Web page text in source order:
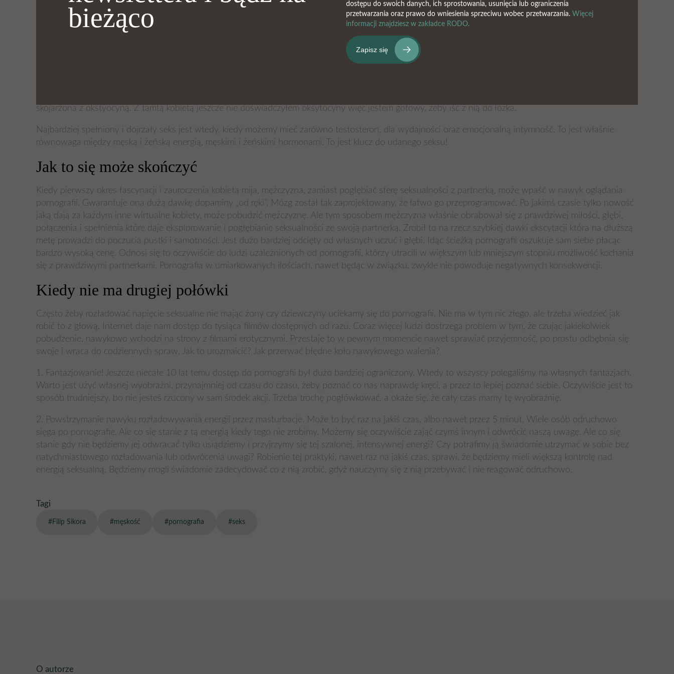
jest tylko ułamkiem prawdziwego seksu. Im więcej ogląda się samej pornografii, tym bardziej przeprogramowywuje się umysł żeby kojarzył erekcje z
patrzeniem na obraz i stymulowaniem się własną ręką.
Kolejną kwestią jest odłączenie od uczuć przy używaniu pornografii. Wystarczy dotyk, a oksytocyna wydziela się i umożliwia odczuwanie emocji. Jednak
będąc z kimś w związku przez wiele lat, z partnerem którego kochasz, po pierwsze wydziela się ogromna ilość oksytocyny która zmniejsza testosteron. Po
drugie, przez to, że znasz już dobrze swojego partnera, czujesz się nim komfortowo, nie ma między wami żadnej niepewności – to również obniża
skojarzona z okstyocyną. Z tamtą kobietą jeszcze nie doświadczyłem oksytocyny więc jestem gotowy, żeby iść z nią do łóżka.
Najbardziej spełniony i dojrzały seks jest wtedy, kiedy możemy mieć zarówno testosteron, dla wydajności oraz emocjonalną intymność. To jest właśnie
równowaga między męską i żeńską energią, męskimi i żeńskimi hormonami. To jest klucz do udanego seksu!
Jak to się może skończyć
Kiedy pierwszy okres fascynacji i zauroczenia kobietą mija, mężczyzna, zamiast pogłębiać sferę seksualności z partnerką, może wpaść w nawyk oglądania
pornografii. Gwarantuje ona dużą dawkę dopaminy „od ręki”. Mózg został tak zaprojektowany, że łatwo go przeprogramować. Po jakimś czasie tylko nowość
jaką dają za każdym inne wirtualne kobiety, może pobudzić mężczyznę. Ale tym sposobem mężczyzna właśnie obrabował się z prawdziwej miłości, głębi,
połączenia i spełnienia które daje eksplorowanie i pogłębianie seksualności ze swoją partnerką. Zrobił to na rzecz szybkiej dawki ekscytacji która na dłuższą
metę prowadzi do poczucia pustki i samotności. Jest dużo bardziej odcięty od własnych uczuć i głębi. Idąc ścieżką pornografii oszukuje sam siebe płacąc
bardzo wysoką cenę. Odnosi się to oczywiście do ludzi uzależnionych od pornografii, którzy utracili w większym lub mniejszym stopniu możliwość kochania
się z prawdziwymi partnerkami. Pornografia w umiarkowanych ilościach, nawet będąc w związku, zwykle nie powoduje negatywnych konsekwencji.
Kiedy nie ma drugiej połówki
Często żeby rozładować napięcie seksualne nie mając żony czy dziewczyny uciekamy się do pornografii. Nie ma w tym nic złego, ale trzeba wiedzieć jak
robić to z głową. Internet daje nam dostęp do tysiąca filmów dostępnych od razu. Coraz więcej ludzi dostrzega problem w tym, że czując jakiekolwiek
pobudzenie, nawykowo wchodzi na strony z filmami erotycznymi. Przestaje to w pewnym momencie nawet sprawiać przyjemność, po prostu odbębnia się
swoje i wraca do codziennych spraw. Jak to urozmaicić? Jak przerwać błędne koło nawykowego walenia?
1. Fantazjowanie! Jeszcze niecałe 10 lat temu dostęp do pornografii był dużo bardziej ograniczony. Wtedy to wszyscy polegaliśmy na własnych fantazjach.
Warto jest użyć własnej wyobraźni, przynajmniej od czasu do czasu, żeby poznać co nas naprawdę kręci, a przez to lepiej poznać siebie. Oczywiście jest to
sposób trudniejszy, bo nie jesteś rzucony w sam środek akcji. Trzeba trochę pogłówkować, a okaże się, że cały czas mamy tę wyobraźnię.
2. Powstrzymanie nawyku rozładowywania energii przez masturbacje. Może to być raz na jakiś czas, albo nawet przez 5 minut. Wiele osób odruchowo
sięga po pornografie. Ale co się stanie z tą energią kiedy tego nie zrobimy. Możemy się oczywiście zająć czymś innym i odwrócić naszą uwagę. Ale co się
stanie gdy nie będziemy jej odwracać tylko usiądziemy i przyjrzymy się tej szalonej, intensywnej energi? Czy potrafimy ją świadomie utrzymać w sobie bez
natychmiastowego rozładowania lub odwrócenia uwagi? Robienie tej praktyki, nawet raz na jakiś czas, sprawi, że będziemy mieli większą kontrolę nad
energią seksualną. Będziemy mogli świadomie zadecydować co z nią zrobić, gdyż nauczymy się z nią przebywać i nie reagować odruchowo.
Tagi
#Filip Sikora #męskość #pornografia #seks
O autorze
bieżąco
dostępu do swoich danych, ich sprostowania, usunięcia lub ograniczenia
przetwarzania oraz prawo do wniesienia sprzeciwu wobec przetwarzania. Więcej
informacji znajdziesz w zakładce RODO.